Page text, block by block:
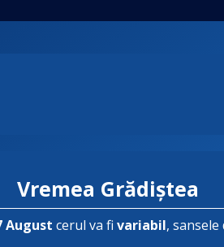
Vremea Grădiștea
August cerul va fi variabil,